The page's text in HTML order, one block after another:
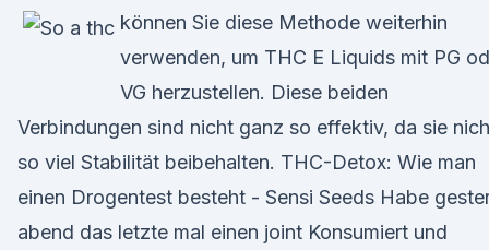
können Sie diese Methode weiterhin
verwenden, um THC E Liquids mit PG
VG herzustellen. Diese beiden
Verbindungen sind nicht ganz so effektiv, da sie
so viel Stabilität beibehalten. THC-Detox: Wie man
einen Drogentest besteht - Sensi Seeds Habe
abend das letzte mal einen joint Konsumiert und